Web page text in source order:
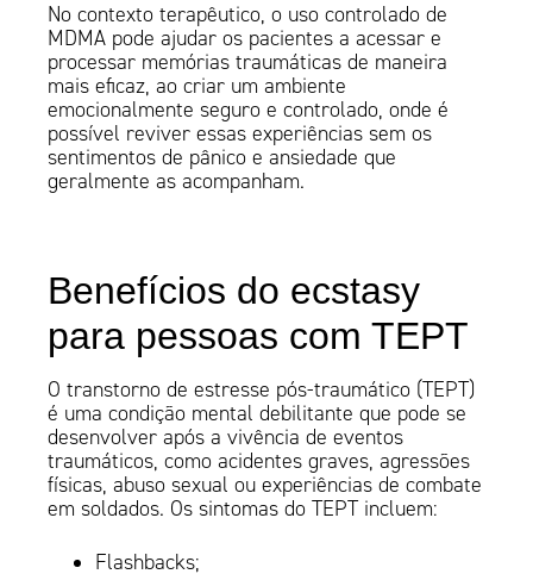
No contexto terapêutico, o uso controlado de
MDMA pode ajudar os pacientes a acessar e
processar memórias traumáticas de maneira
mais eficaz, ao criar um ambiente
emocionalmente seguro e controlado, onde é
possível reviver essas experiências sem os
sentimentos de pânico e ansiedade que
geralmente as acompanham.
Benefícios do ecstasy
para pessoas com TEPT
O transtorno de estresse pós-traumático (TEPT)
é uma condição mental debilitante que pode se
desenvolver após a vivência de eventos
traumáticos, como acidentes graves, agressões
físicas, abuso sexual ou experiências de combate
em soldados. Os sintomas do TEPT incluem:
Flashbacks;